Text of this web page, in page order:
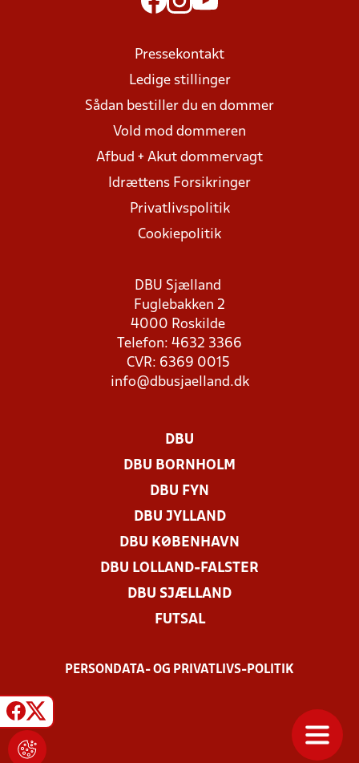
Pressekontakt
Ledige stillinger
Sådan bestiller du en dommer
Vold mod dommeren
Afbud + Akut dommervagt
Idrættens Forsikringer
Privatlivspolitik
Cookiepolitik
DBU Sjælland
Fuglebakken 2
4000 Roskilde
Telefon: 4632 3366
CVR: 6369 0015
info@dbusjaelland.dk
DBU
DBU BORNHOLM
DBU FYN
DBU JYLLAND
DBU KØBENHAVN
DBU LOLLAND-FALSTER
DBU SJÆLLAND
FUTSAL
PERSONDATA- OG PRIVATLIVS-POLITIK